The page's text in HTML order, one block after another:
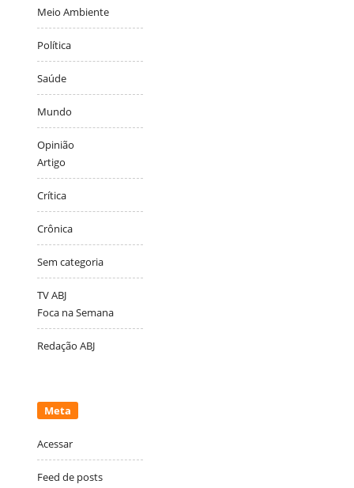
Meio Ambiente
Política
Saúde
Mundo
Opinião
Artigo
Crítica
Crônica
Sem categoria
TV ABJ
Foca na Semana
Redação ABJ
Meta
Acessar
Feed de posts